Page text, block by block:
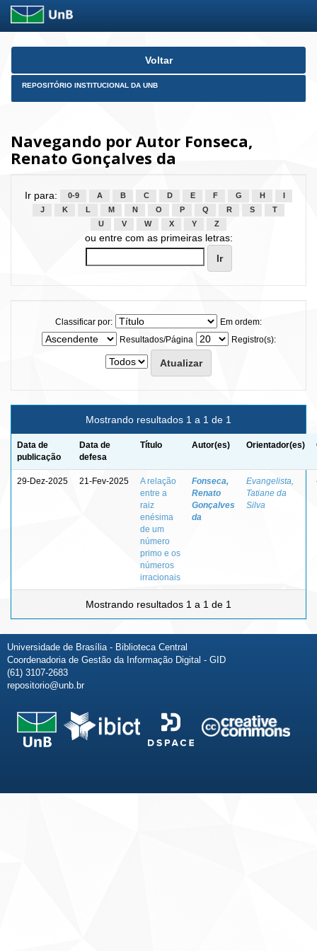
Skip
Voltar
REPOSITÓRIO INSTITUCIONAL DA UNB
Navegando por Autor Fonseca,
Renato Gonçalves da
Ir para: 0-9 A B C D E F G H
J
K L M N O P Q R S
T
U
V W X Y Z
ou entre com as primeiras letras:
Classificar por:
Em ordem:
Resultados/Página
Registro(s):
Mostrando resultados 1 a 1 de 1
Data de
publicação
Data de
defesa
Título Autor(es) Orientador(es)
29-Dez-2025 21-Fev-2025
A relação
entre a
raiz
enésima
de um
número
primo e os
números
irracionais
Fonseca,
Renato
Gonçalves
da
Evangelista,
Tatiane da
Silva
Mostrando resultados 1 a 1 de 1
Universidade de Brasília - Biblioteca Central
Coordenadoria de Gestão da Informação Digital - GID
(61) 3107-2683
repositorio@unb.br